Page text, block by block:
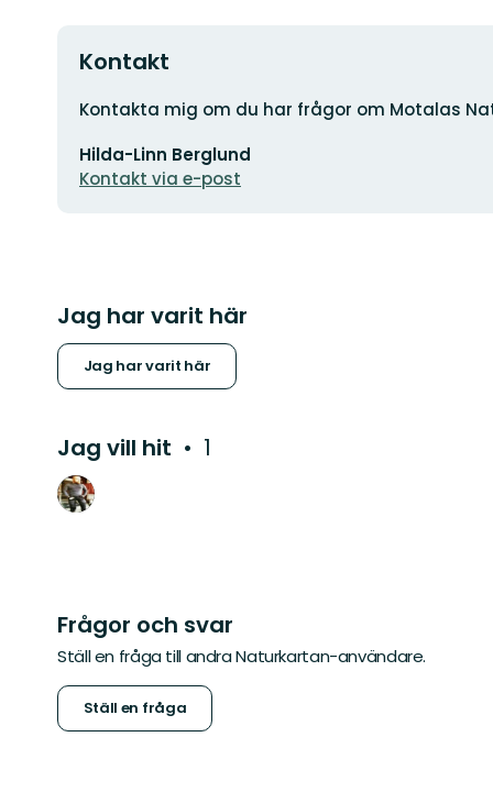
Kontakt
Adress
Kontakta mig om du har frågor om Motalas
postadress
Hilda-Linn Berglund
Kontakt via e-post
Jag har varit här
Jag har varit här
Jag vill hit 1
Frågor och svar
Ställ en fråga till andra Naturkartan-användare.
Ställ en fråga